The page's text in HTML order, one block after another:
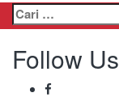
Cari
untuk:
Follow Us